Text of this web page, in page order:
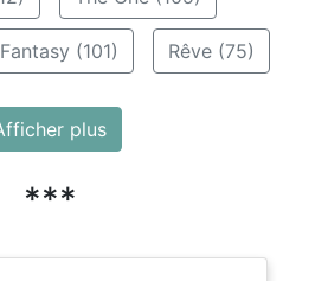
Fantasy (101) Rêve (75)
plus
***